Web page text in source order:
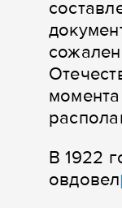
В 1922
овдовел